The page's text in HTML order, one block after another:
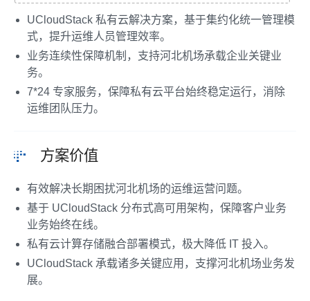
UCloudStack 私有云解决方案，基于集约化统一管理模
式，提升运维人员管理效率。
业务连续性保障机制，支持河北机场承载企业关键业
务。
7*24 专家服务，保障私有云平台始终稳定运行，消除
运维团队压力。
方案价值
有效解决长期困扰河北机场的运维运营问题。
基于 UCloudStack 分布式高可用架构，保障客户业务
业务始终在线。
私有云计算存储融合部署模式，极大降低 IT 投入。
UCloudStack 承载诸多关键应用，支撑河北机场业务发
展。